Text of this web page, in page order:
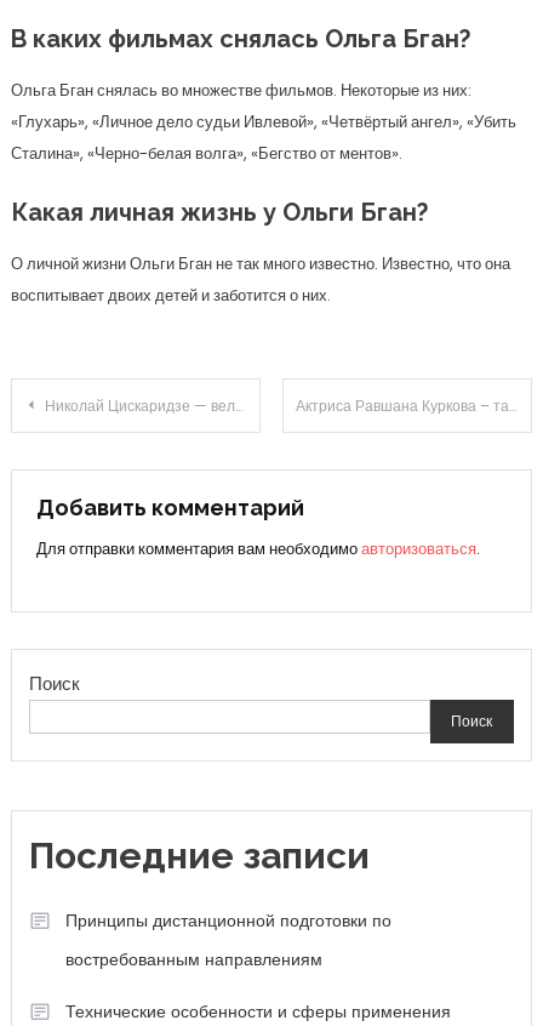
В каких фильмах снялась Ольга Бган?
Ольга Бган снялась во множестве фильмов. Некоторые из них:
«Глухарь», «Личное дело судьи Ивлевой», «Четвёртый ангел», «Убить
Сталина», «Черно-белая волга», «Бегство от ментов».
Какая личная жизнь у Ольги Бган?
О личной жизни Ольги Бган не так много известно. Известно, что она
воспитывает двоих детей и заботится о них.
Навигация
по
записям
Николай Цискаридзе — великий балетный мастер — биография, знания и страсть к искусству, секреты личной жизни Актриса Равшана Куркова – талантливая звезда солнечного кино — биография, яркая карьера, впечатляющие достижения
Добавить комментарий
Для отправки комментария вам необходимоавторизоваться.
Поиск
Поиск
Последние записи
Принципы дистанционной подготовки по
востребованным направлениям
Технические особенности и сферы применения